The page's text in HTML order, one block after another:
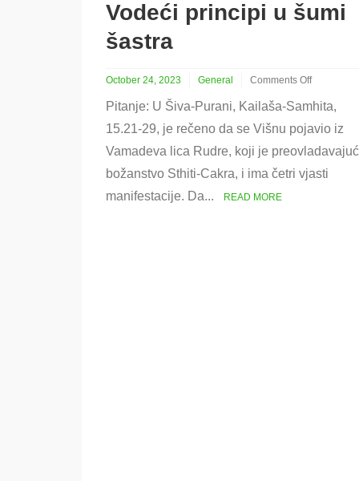
Vodeći principi u šumi
šastra
October 24, 2023 General
Comments Off
Vodeći
principi
šumi
šastra
Pitanje: U Šiva-Purani, Kailaša-Samhita,
15.21-29, je rečeno da se Višnu pojavio iz
Vamadeva lica Rudre, koji je
božanstvo Sthiti-Cakra, i ima četri vjasti
manifestacije. Da...
READ MORE